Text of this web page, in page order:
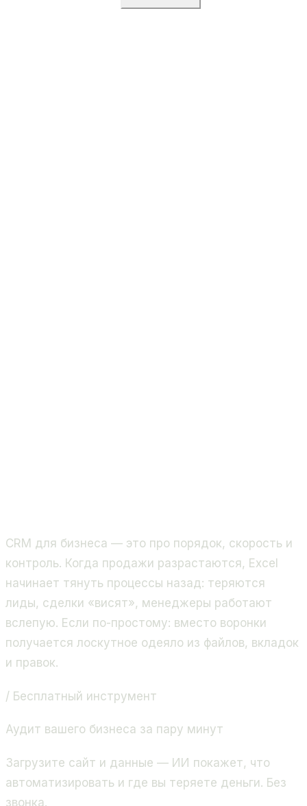
CRM для бизнеса — это про порядок, скорость и
контроль. Когда продажи разрастаются, Excel
начинает тянуть процессы назад: теряются
лиды, сделки «висят», менеджеры работают
вслепую. Если по-простому: вместо воронки
получается лоскутное одеяло из файлов, вкладок
и правок.
/ Бесплатный инструмент
Аудит вашего бизнеса за пару минут
Загрузите сайт и данные — ИИ покажет, что
автоматизировать и где вы теряете деньги. Без
звонка.